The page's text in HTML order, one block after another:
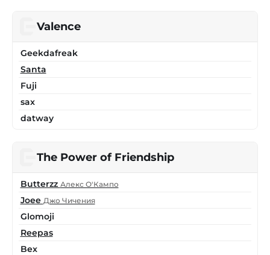
Valence
Geekdafreak
Santa
Fuji
sax
datway
The Power of Friendship
Butterzz Алекс О'Кампо
Joee Джо Чичения
Glomoji
Reepas
Bex